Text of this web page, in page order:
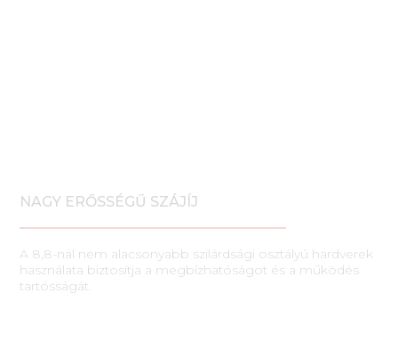
NAGY ERŐSSÉGŰ SZÁJÍJ
A 8,8-nál nem alacsonyabb szilárdsági osztályú hardverek
használata biztosítja a megbízhatóságot és a működés
tartósságát.